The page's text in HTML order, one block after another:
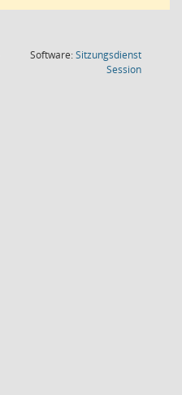
Software:Sitzungsdienst
Session(Wird in